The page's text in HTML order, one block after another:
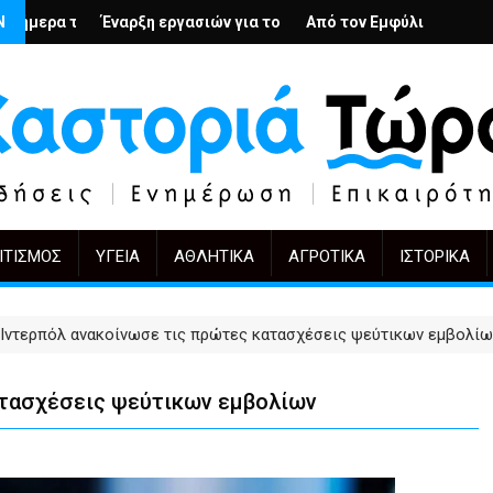
– Ο Άρμιν Βέγκνερ απέναντι στη λήθη
εργασιών για το Κέντρο Ημέρας Ολικής Φροντίδας στην
Από τον Εμφύλιο στην Πόλωση: το ίδιο
KIFF 51: Η
ΥΓΕΊΑ ΑΘΛΗΤΙΚΆ ΑΓΡΟΤΙΚΆ ΙΣΤΟΡΙΚΆ
ανακοίνωσε τις πρώτες κατασχέσεις ψεύτικων
ψεύτικων εμβολίων